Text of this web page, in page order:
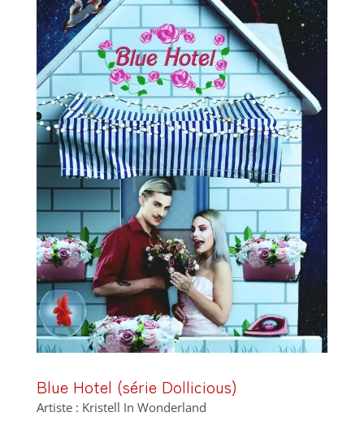
Blue Hotel (série Dollicious)
Artiste : Kristell In Wonderland